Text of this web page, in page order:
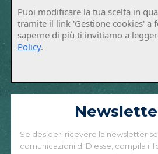
Puoi modificare la tua scelta in
tramite il link 'Gestione cookies' a
saperne di più ti invitiamo a
Policy.
Se desideri ricevere la newsletter
comunicazioni di Diesse, compila il